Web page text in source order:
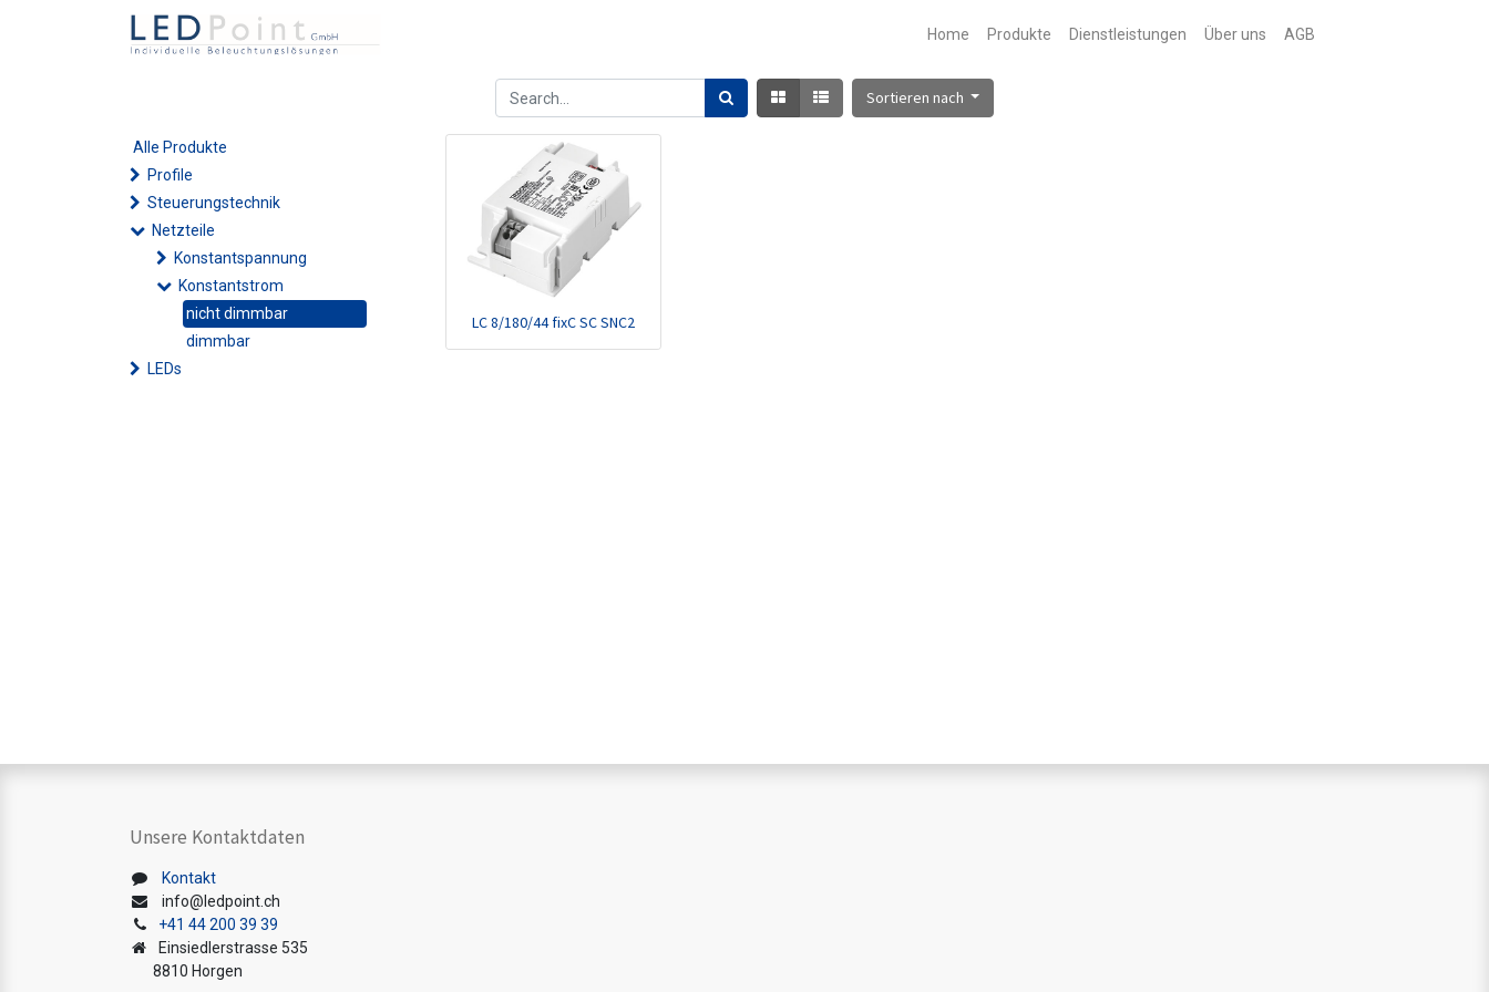
Home Produkte Dienstleistungen Über uns AGB
Sortieren nach
Alle Produkte
Profile
Steuerungstechnik
Netzteile
Konstantspannung
Konstantstrom
nicht dimmbar
dimmbar
LEDs
LC 8/180/44 fixC SC SNC2
Unsere Kontaktdaten
Kontakt
info@ledpoint.ch
+41 44 200 39 39
Einsiedlerstrasse 535
8810 Horgen